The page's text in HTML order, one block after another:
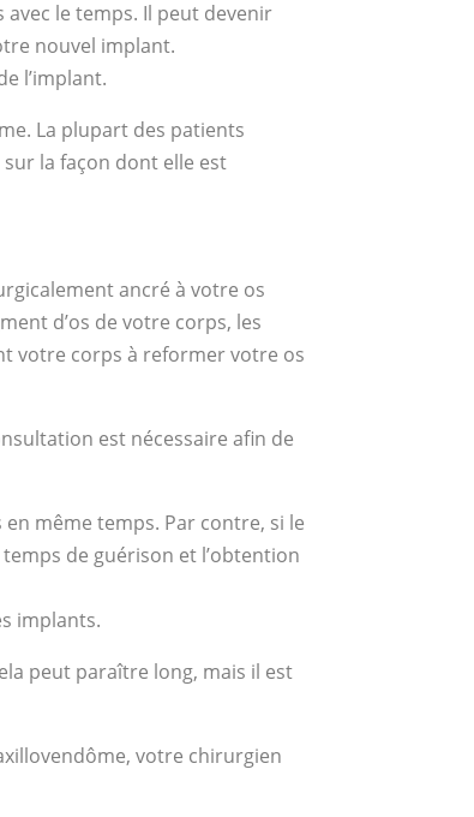
avec le temps. Il peut devenir
nouvel implant.
l’implant.
La plupart des patients
la façon dont elle est
ancré à votre os
d’os de votre corps, les
votre corps à reformer votre os
est nécessaire afin de
même temps. Par contre, si le
de guérison et l’obtention
implants.
peut paraître long, mais il est
votre chirurgien